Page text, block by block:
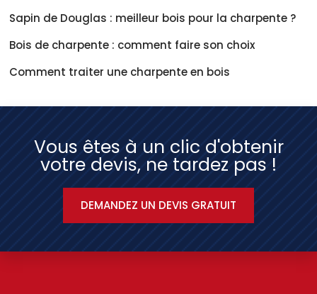
Sapin de Douglas : meilleur bois pour la charpente ?
Bois de charpente : comment faire son choix
Comment traiter une charpente en bois
Vous êtes à un clic d'obtenir
votre devis, ne tardez pas !
DEMANDEZ UN DEVIS GRATUIT